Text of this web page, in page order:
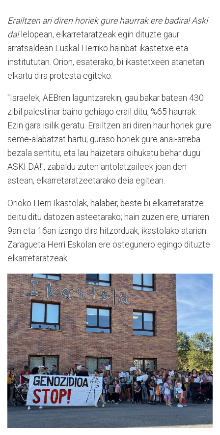
Erailtzen ari diren horiek gure haurrak ere badira! Aski
da!lelopean, elkarretaratzeak egin dituzte gaur
arratsaldean Euskal Herriko hainbat ikastetxe eta
institututan. Orion, esaterako, bi ikastetxeen atarietan
elkartu dira protesta egiteko.
"Israelek, AEBren laguntzarekin, gau bakar batean 430
zibil palestinar baino gehiago erail ditu, %65 haurrak.
Ezin gara isilik geratu. Erailtzen ari diren haur horiek gure
seme-alabatzat hartu, guraso horiek gure anai-arreba
bezala sentitu, eta lau haizetara oihukatu behar dugu:
ASKI DA!", zabaldu zuten antolatzaileek joan den
astean, elkarretaratzeetarako deia egitean.
Orioko Herri Ikastolak, halaber, beste bi elkarretaratze
deitu ditu datozen asteetarako; hain zuzen ere, urriaren
9an eta 16an izango dira hitzorduak, ikastolako atarian.
Zaragueta Herri Eskolan ere ostegunero egingo dituzte
elkarretaratzeak.